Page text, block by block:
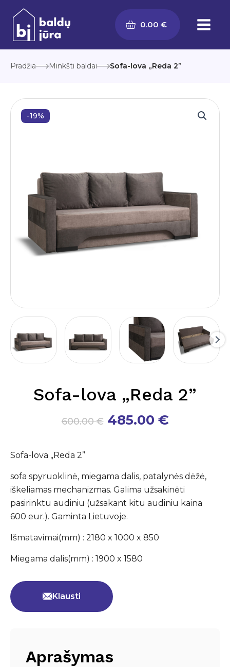
Pereiti
prie
turinio
0.00 €
Pradžia Minkšti baldai Sofa-lova „Reda 2”
-19%
Sofa-lova „Reda 2”
600.00€ Original
485.00 €Current
Sofa-lova „Reda 2”
sofa spyruoklinė, miegama dalis, patalynės dėžė,
iškeliamas mechanizmas. Galima užsakinėti
pasirinktu audiniu (užsakant kitu audiniu kaina
600 eur.). Gaminta Lietuvoje.
Išmatavimai(mm) : 2180 x 1000 x 850
Miegama dalis(mm) : 1900 x 1580
Klausti
Aprašymas